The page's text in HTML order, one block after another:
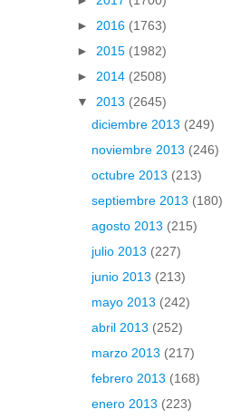
► 2016 (1763)
► 2015 (1982)
► 2014 (2508)
▼ 2013 (2645)
diciembre 2013 (249)
noviembre 2013 (246)
octubre 2013 (213)
septiembre 2013 (180)
agosto 2013 (215)
julio 2013 (227)
junio 2013 (213)
mayo 2013 (242)
abril 2013 (252)
marzo 2013 (217)
febrero 2013 (168)
enero 2013 (223)